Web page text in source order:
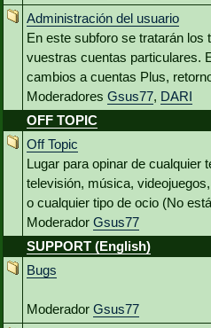
Administración del usuario
En este subforo se tratarán
vuestras cuentas particulares.
cambios a cuentas Plus,
Moderadores Gsus77, DARI
OFF TOPIC
Off Topic
Lugar para opinar de cualquier
televisión, música,
o cualquier tipo de ocio (No
Moderador Gsus77
SUPPORT (English)
Bugs
Moderador Gsus77